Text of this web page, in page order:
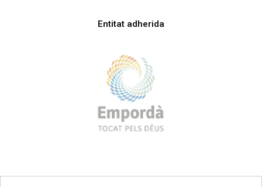
Entitat adherida